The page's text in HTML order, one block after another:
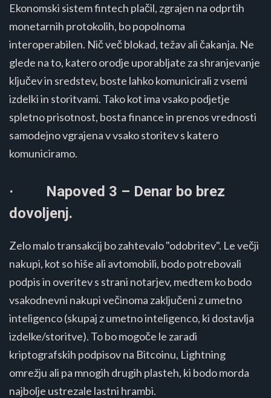
Ekonomski sistem fintech plačil, zgrajen na odprtih
monetarnih protokolih, bo popolnoma
interoperabilen. Nič več blokad, težav ali čakanja. Ne
glede na to, katero orodje uporabljate za shranjevanje
ključev in sredstev, boste lahko komunicirali z vsemi
izdelki in storitvami. Tako kot ima vsako podjetje
spletno prisotnost, bosta finance in prenos vrednosti
samodejno vgrajena v vsako storitev s katero
komuniciramo.
· Napoved 3 – Denar bo brez
dovoljenj.
Zelo malo transakcij bo zahtevalo "odobritev". Le večji
nakupi, kot so hiše ali avtomobili, bodo potrebovali
podpis in overitev s strani notarjev, medtem ko bodo
vsakodnevni nakupi večinoma zaključeni z umetno
inteligenco (skupaj z umetno inteligenco, ki dostavlja
izdelke/storitve). To bo mogoče le zaradi
kriptografskih podpisov na Bitcoinu, Lightning
omrežju ali pa mnogih drugih plasteh, ki bodo morda
najbolje ustrezale lastni hrambi.